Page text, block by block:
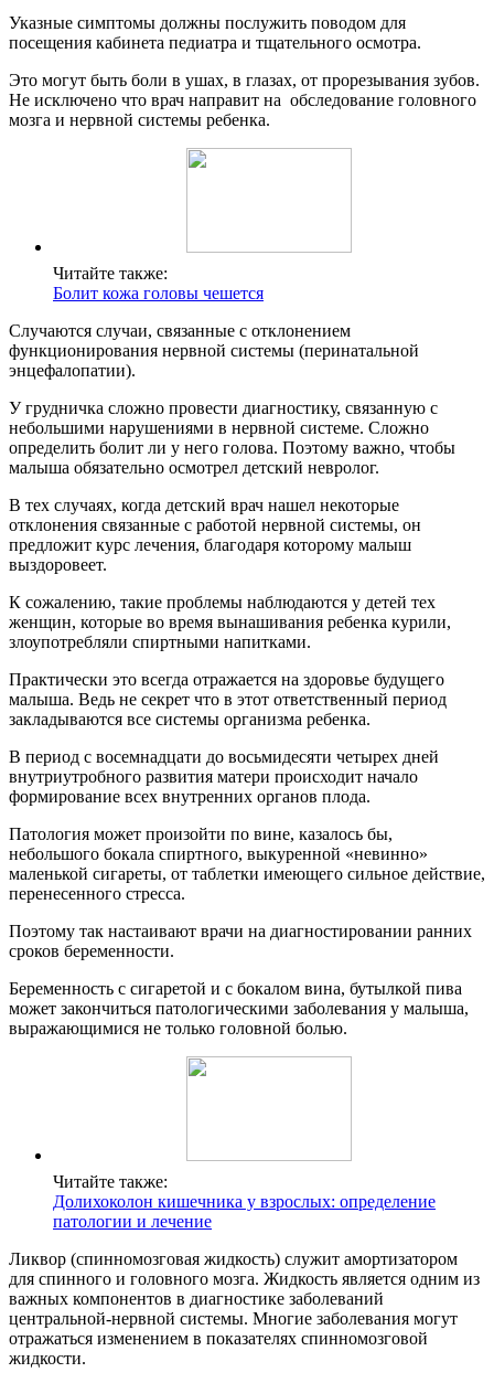
Указные симптомы должны послужить поводом для
посещения кабинета педиатра и тщательного осмотра.
Это могут быть боли в ушах, в глазах, от прорезывания зубов.
Не исключено что врач направит на обследование головного
мозга и нервной системы ребенка.
Читайте также:
Болит кожа головы чешется
Случаются случаи, связанные с отклонением
функционирования нервной системы (перинатальной
энцефалопатии).
У грудничка сложно провести диагностику, связанную с
небольшими нарушениями в нервной системе. Сложно
определить болит ли у него голова. Поэтому важно, чтобы
малыша обязательно осмотрел детский невролог.
В тех случаях, когда детский врач нашел некоторые
отклонения связанные с работой нервной системы, он
предложит курс лечения, благодаря которому малыш
выздоровеет.
К сожалению, такие проблемы наблюдаются у детей тех
женщин, которые во время вынашивания ребенка курили,
злоупотребляли спиртными напитками.
Практически это всегда отражается на здоровье будущего
малыша. Ведь не секрет что в этот ответственный период
закладываются все системы организма ребенка.
В период с восемнадцати до восьмидесяти четырех дней
внутриутробного развития матери происходит начало
формирование всех внутренних органов плода.
Патология может произойти по вине, казалось бы,
небольшого бокала спиртного, выкуренной «невинно»
маленькой сигареты, от таблетки имеющего сильное действие,
перенесенного стресса.
Поэтому так настаивают врачи на диагностировании ранних
сроков беременности.
Беременность с сигаретой и с бокалом вина, бутылкой пива
может закончиться патологическими заболевания у малыша,
выражающимися не только головной болью.
Читайте также:
Долихоколон кишечника у взрослых: определение
патологии и лечение
Ликвор (спинномозговая жидкость) служит амортизатором
для спинного и головного мозга. Жидкость является одним из
важных компонентов в диагностике заболеваний
центральной-нервной системы. Многие заболевания могут
отражаться изменением в показателях спинномозговой
жидкости.